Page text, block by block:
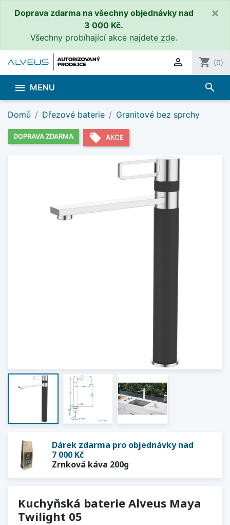
Doprava zdarma na všechny objednávky nad
3 000 Kč.
Všechny probíhající akce najdete zde.
×
 shopping_cart (0)
 MENU search
Domů Dřezové baterie Granitové bez sprchy
DOPRAVA ZDARMA local_offer AKCE
Dárek zdarma pro objednávky nad
7 000 Kč
Zrnková káva 200g
Kuchyňská baterie Alveus Maya
Twilight 05